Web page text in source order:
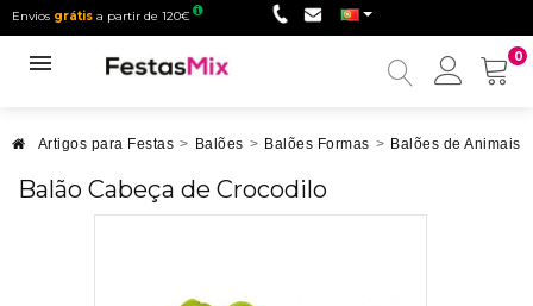
Envios grátis a partir de 120€
0
Minha
Artigos para Festas > Balões > Balões Formas > Balões de Animais
Balão Cabeça de Crocodilo